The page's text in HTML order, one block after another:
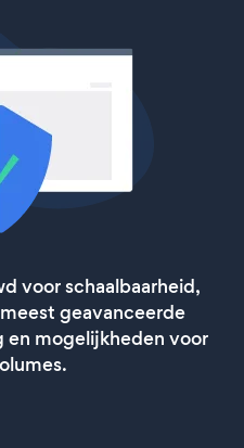
voor schaalbaarheid,
geavanceerde
mogelijkheden voor